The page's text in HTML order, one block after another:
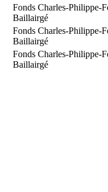
Fonds Charles-Philippe-
Baillairgé
Fonds Charles-Philippe-
Baillairgé
Fonds Charles-Philippe-
Baillairgé